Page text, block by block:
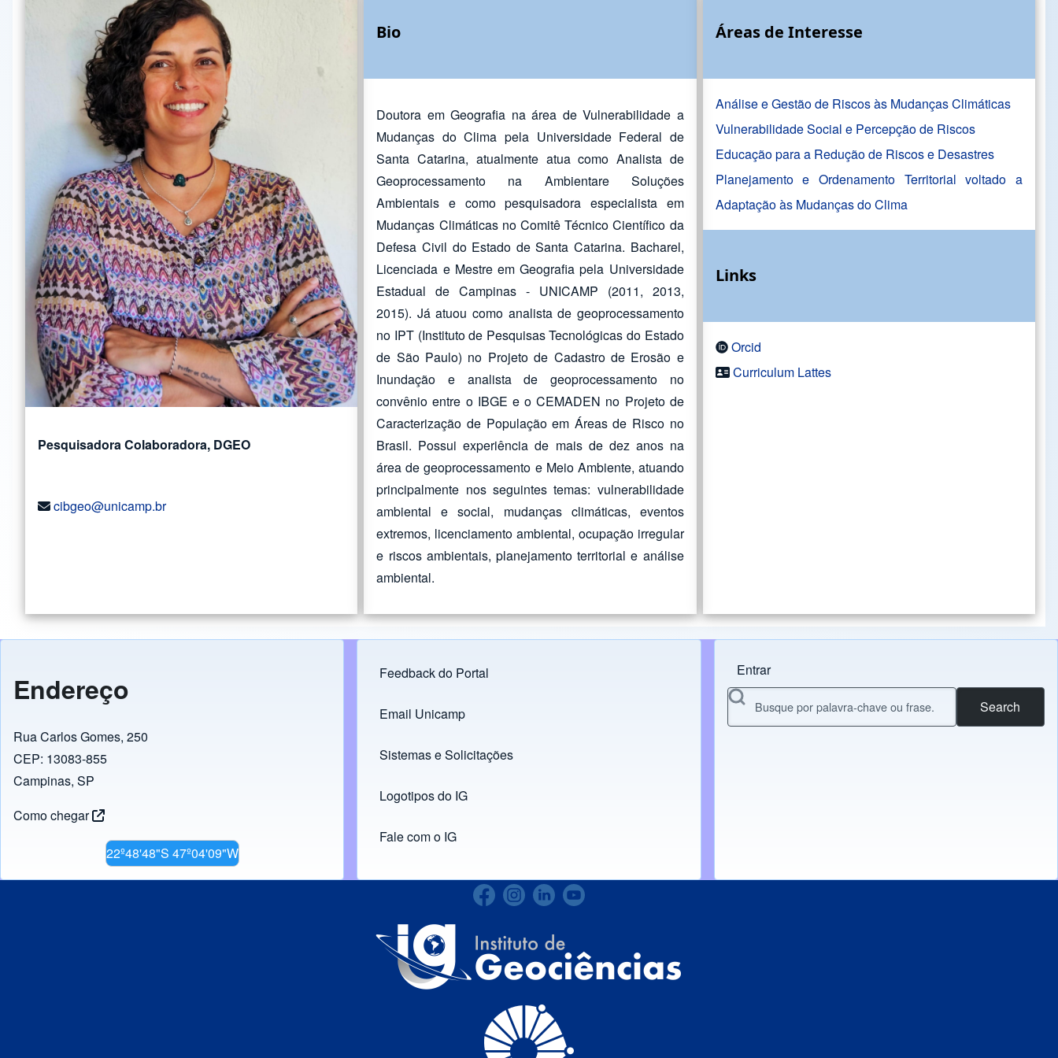
Pesquisadora Colaboradora, DGEO
cibgeo@unicamp.br
Bio
Doutora em Geografia na área de Vulnerabilidade a
Mudanças do Clima pela Universidade Federal de
Santa Catarina, atualmente atua como Analista de
Geoprocessamento na Ambientare Soluções
Ambientais e como pesquisadora especialista em
Mudanças Climáticas no Comitê Técnico Científico da
Defesa Civil do Estado de Santa Catarina. Bacharel,
Licenciada e Mestre em Geografia pela Universidade
Estadual de Campinas - UNICAMP (2011, 2013,
2015). Já atuou como analista de geoprocessamento
no IPT (Instituto de Pesquisas Tecnológicas do Estado
de São Paulo) no Projeto de Cadastro de Erosão e
Inundação e analista de geoprocessamento no
convênio entre o IBGE e o CEMADEN no Projeto de
Caracterização de População em Áreas de Risco no
Brasil. Possui experiência de mais de dez anos na
área de geoprocessamento e Meio Ambiente, atuando
principalmente nos seguintes temas: vulnerabilidade
ambiental e social, mudanças climáticas, eventos
extremos, licenciamento ambiental, ocupação irregular
e riscos ambientais, planejamento territorial e análise
ambiental.
Áreas de Interesse
Análise e Gestão de Riscos às Mudanças Climáticas
Vulnerabilidade Social e Percepção de Riscos
Educação para a Redução de Riscos e Desastres
Planejamento e Ordenamento Territorial voltado a
Adaptação às Mudanças do Clima
Links
Orcid
Curriculum Lattes
Endereço
Rua Carlos Gomes, 250
CEP: 13083-855
Campinas, SP
Como chegar
22º48'48"S 47º04'09"W
Footer menu
Feedback do Portal
Links
Email Unicamp
(opens in new tab)
Sistemas e Solicitações
(opens in new tab)
Logotipos do IG
(opens in new tab)
Fale com o IG
Menu do usuário
Entrar
Search